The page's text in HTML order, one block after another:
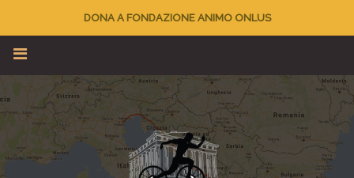
DONA A FONDAZIONE ANIMO ONLUS